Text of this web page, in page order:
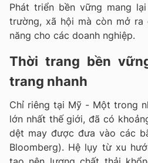
Phát triển bền vững mang
trường, xã hội mà còn mở ra
năng cho các doanh nghiệp.
Thời trang bền
trang nhanh
Chỉ riêng tại Mỹ - Một trong
lớn nhất thế giới, đã có
dệt may được đưa vào các
Bloomberg). Hệ lụy từ xu